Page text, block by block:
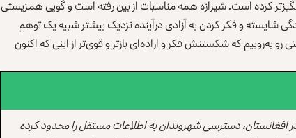
کرده است. شیرازه همه مناسبات از بین رفته است و گویی همزیستی
و فکر کردن به آزادی درآینده نزدیک بیشتر شبیه یک توهم
رو به‌روییم که شکستنش فکر و اراده‌ای بازتر و قوی‌تر از اینی که اکنون
دسترسی شهروندان به اطلاعات مستقل را محدود کرده